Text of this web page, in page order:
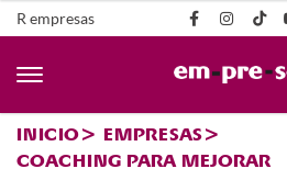
R empresas
INICIO
EMPRESAS
COACHING PARA MEJORAR